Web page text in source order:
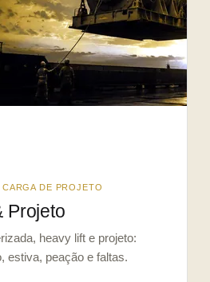
DE PROJETO
Projeto
heavy lift e projeto:
estiva, peação e faltas.